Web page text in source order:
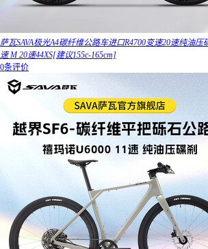
萨瓦SAVA极光A4碳纤维公路车进口R4700变速20速纯油
速 M 20速44XS[建议155c-165cm]
0条评价